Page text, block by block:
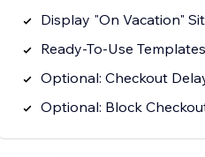
Display "On Vacation"
Ready-To-Use
Optional: Checkout
Optional: Block